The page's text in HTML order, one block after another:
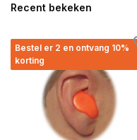
Recent bekeken
Bestel er 2 en ontvang 10%
korting